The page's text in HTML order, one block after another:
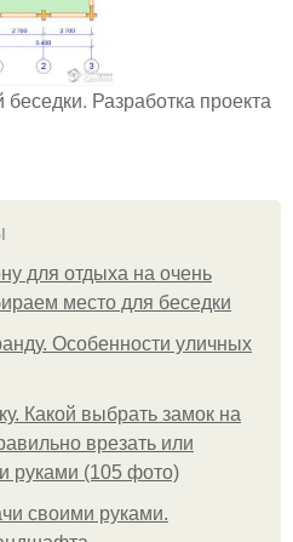
Разработка проекта
для отдыха на очень
место для беседки
Особенности уличных
Какой выбрать замок на
врезать или
руками (105 фото)
своими руками.